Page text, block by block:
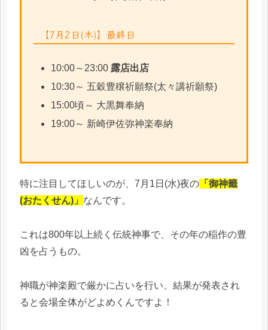
【7月2日(木)】最終日
10:00～23:00 露店出店
10:30～ 五穀豊穣祈願祭(太々講祈願祭)
15:00頃～ 大黒舞奉納
19:00～ 新崎伊佐弥神楽奉納
特に注目してほしいのが、7月1日(水)夜の 「御神籤
(おたくせん)」 なんです。
これは800年以上続く伝統神事で、その年の稲作の豊
凶を占うもの。
神職が神楽殿で厳かに占いを行い、結果が発表され
ると会場全体がどよめくんですよ！